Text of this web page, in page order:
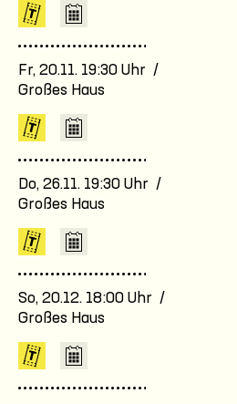
Fr, 20.11. 19:30 Uhr /
Großes Haus
Do, 26.11. 19:30 Uhr /
Großes Haus
So, 20.12. 18:00 Uhr /
Großes Haus